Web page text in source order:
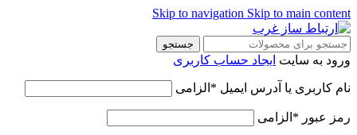
Skip to navigation Skip to main content
جستجو
ورود به سایت ایجاد حساب کاربری
نام کاربری یا آدرس ایمیل * الزامی
رمز عبور * الزامی